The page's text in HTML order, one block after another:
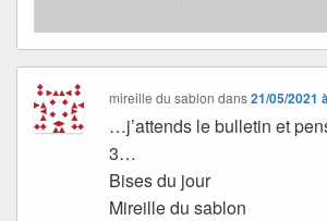
mireille du sablon dans21/05/2021
…j’attends le bulletin et
3…
Bises du jour
Mireille du sablon